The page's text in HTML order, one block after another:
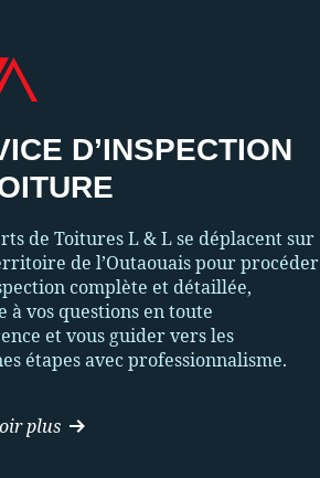
D’INSPECTION
de Toitures L & L se déplacent sur
de l’Outaouais pour procéder
complète et détaillée,
à vos questions en toute
et vous guider vers les
étapes avec professionnalisme.
plus